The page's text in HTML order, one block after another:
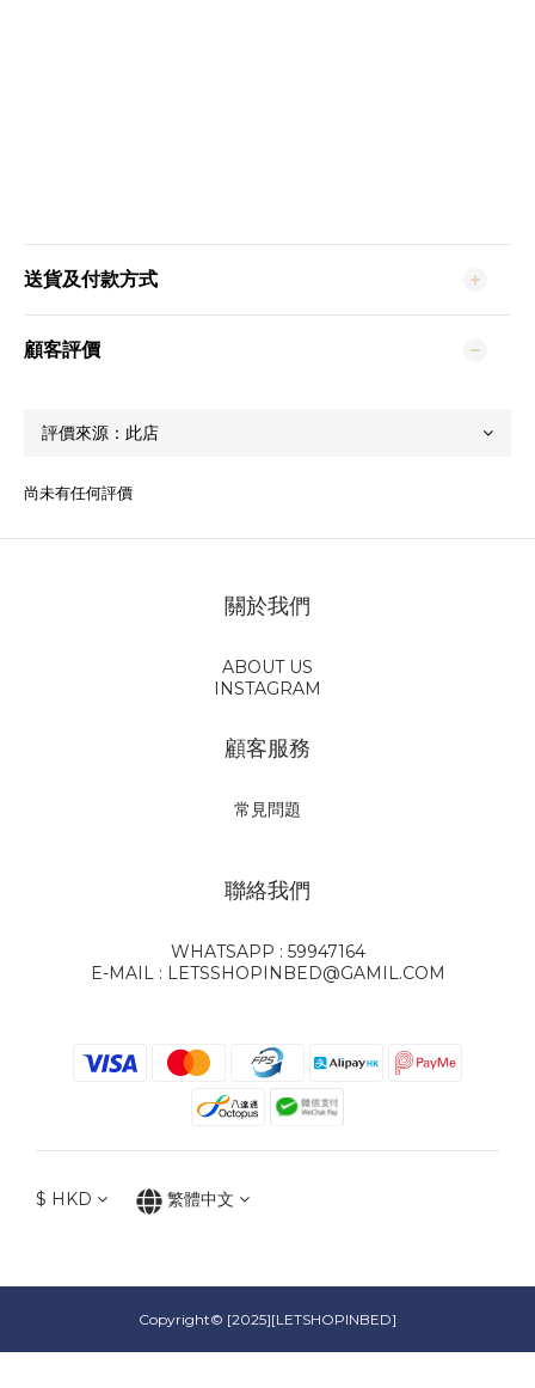
送貨及付款方式
顧客評價
尚未有任何評價
關於我們
ABOUT US
INSTAGRAM
顧客服務
常見問題
聯絡我們
WHATSAPP : 59947164
E-MAIL : LETSSHOPINBED@GAMIL.COM
$ HKD 繁體中文
Copyright© [2025][LETSHOPINBED]